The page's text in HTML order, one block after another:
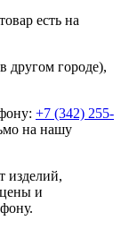
есть на
другом городе),
+7 (342) 255-
на нашу
изделий,
и